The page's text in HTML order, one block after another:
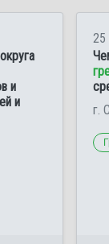
и
и
25
г.